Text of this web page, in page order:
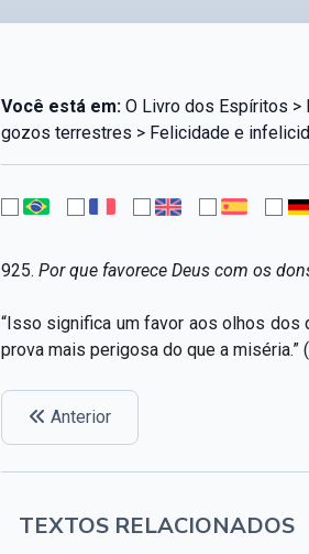
Você está em:O Livro dos Espíritos >
gozos terrestres > Felicidade e
925. Por que favorece Deus com os
“Isso significa um favor aos olhos dos
prova mais perigosa do que a miséria.”
Anterior
TEXTOS RELACIONADOS